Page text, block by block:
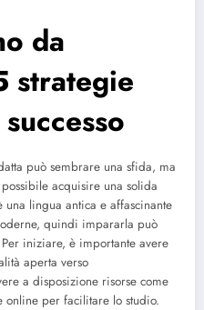
da
strategie
può sembrare una sfida, ma
acquisire una solida
lingua antica e affascinante
quindi impararla può
iniziare, è importante avere
aperta verso
a disposizione risorse come
per facilitare lo studio.